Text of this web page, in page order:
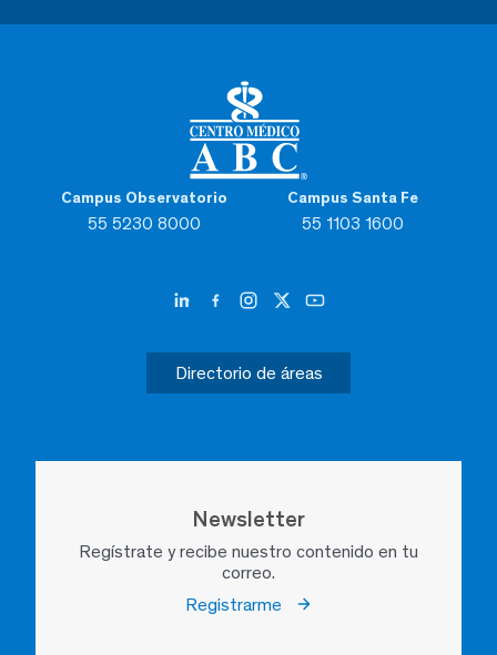
Campus Observatorio
55 5230 8000
Campus Santa Fe
55 1103 1600
Directorio de áreas
Newsletter
Regístrate y recibe nuestro contenido en tu
correo.
Registrarme